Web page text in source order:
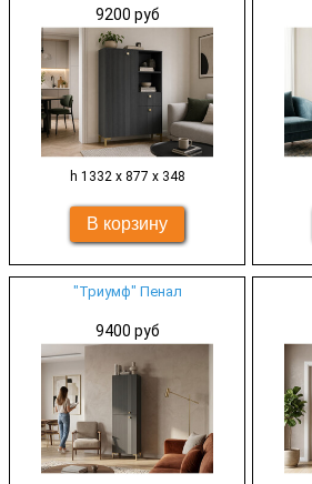
9200 руб
h 1332 х 877 х 348
"Триумф" Пенал
9400 руб